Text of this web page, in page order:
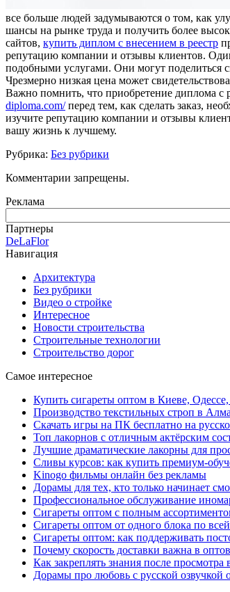
все больше людей задумываются о том, как
шансы на рынке труда и получить более
сайтов, купить диплом с внесением в реестр
репутацию компании и отзывы клиентов.
подобными услугами. Они могут поделиться
Чрезмерно низкая цена может
Важно помнить, что приобретение диплома с
diploma.com/перед тем, как сделать заказ,
изучите репутацию компании и отзывы
вашу жизнь к лучшему.
Рубрика: Без рубрики
Комментарии запрещены.
Реклама
Партнеры
DeLaFlor
Навигация
Архитектура
Без рубрики
Видео о стройке
Интересное
Новости строительства
Строительные технологии
Строительство дорог
Самое интересное
Купить сигареты оптом в Киеве,
Производство текстильных строп в
Скачать игры на ПК бесплатно на
Топ лакорнов с отличным актёрским
Лучшие драматические лакорны для
Сливы курсов: как купить премиум-
Kinogo фильмы онлайн без рекламы
Дорамы для тех, кто только начинает
Профессиональное обслуживание
Сигареты оптом с полным
Сигареты оптом от одного блока по
Сигареты оптом: как поддерживать
Почему скорость доставки важна в
Как закреплять знания после просмотра
Дорамы про любовь с русской озвучкой